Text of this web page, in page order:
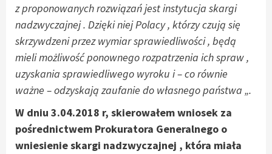
z proponowanych rozwiązań jest instytucja skargi
nadzwyczajnej . Dzięki niej Polacy , którzy czują się
skrzywdzeni przez wymiar sprawiedliwości , będą
mieli możliwość ponownego rozpatrzenia ich spraw ,
uzyskania sprawiedliwego wyroku i – co równie
ważne – odzyskają zaufanie do własnego państwa „.
W dniu 3.04.2018 r, skierowałem wniosek za
pośrednictwem Prokuratora Generalnego o
wniesienie skargi nadzwyczajnej , która miała